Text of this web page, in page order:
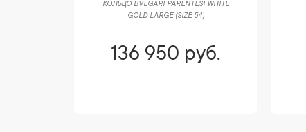
КОЛЬЦО BVLGARI PARENTESI WHITE
GOLD LARGE (SIZE 54)
136 950 руб.